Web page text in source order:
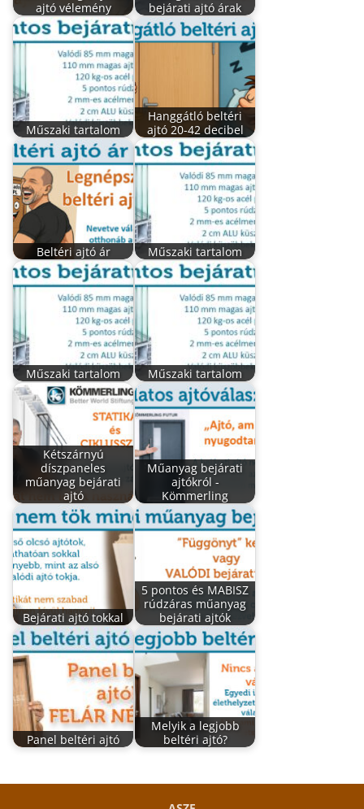
ajtó vélemény
bejárati ajtó árak
Műszaki tartalom
Hanggátló beltéri
ajtó 20-42 decibel
Beltéri ajtó ár Műszaki tartalom
Műszaki tartalom Műszaki tartalom
Kétszárnyú
díszpaneles
műanyag bejárati
ajtó
Műanyag bejárati
ajtókról -
Kömmerling
Bejárati ajtó tokkal
5 pontos és MABISZ
rúdzáras műanyag
bejárati ajtók
Panel beltéri ajtó
Melyik a legjobb
beltéri ajtó?